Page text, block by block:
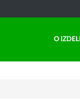
O